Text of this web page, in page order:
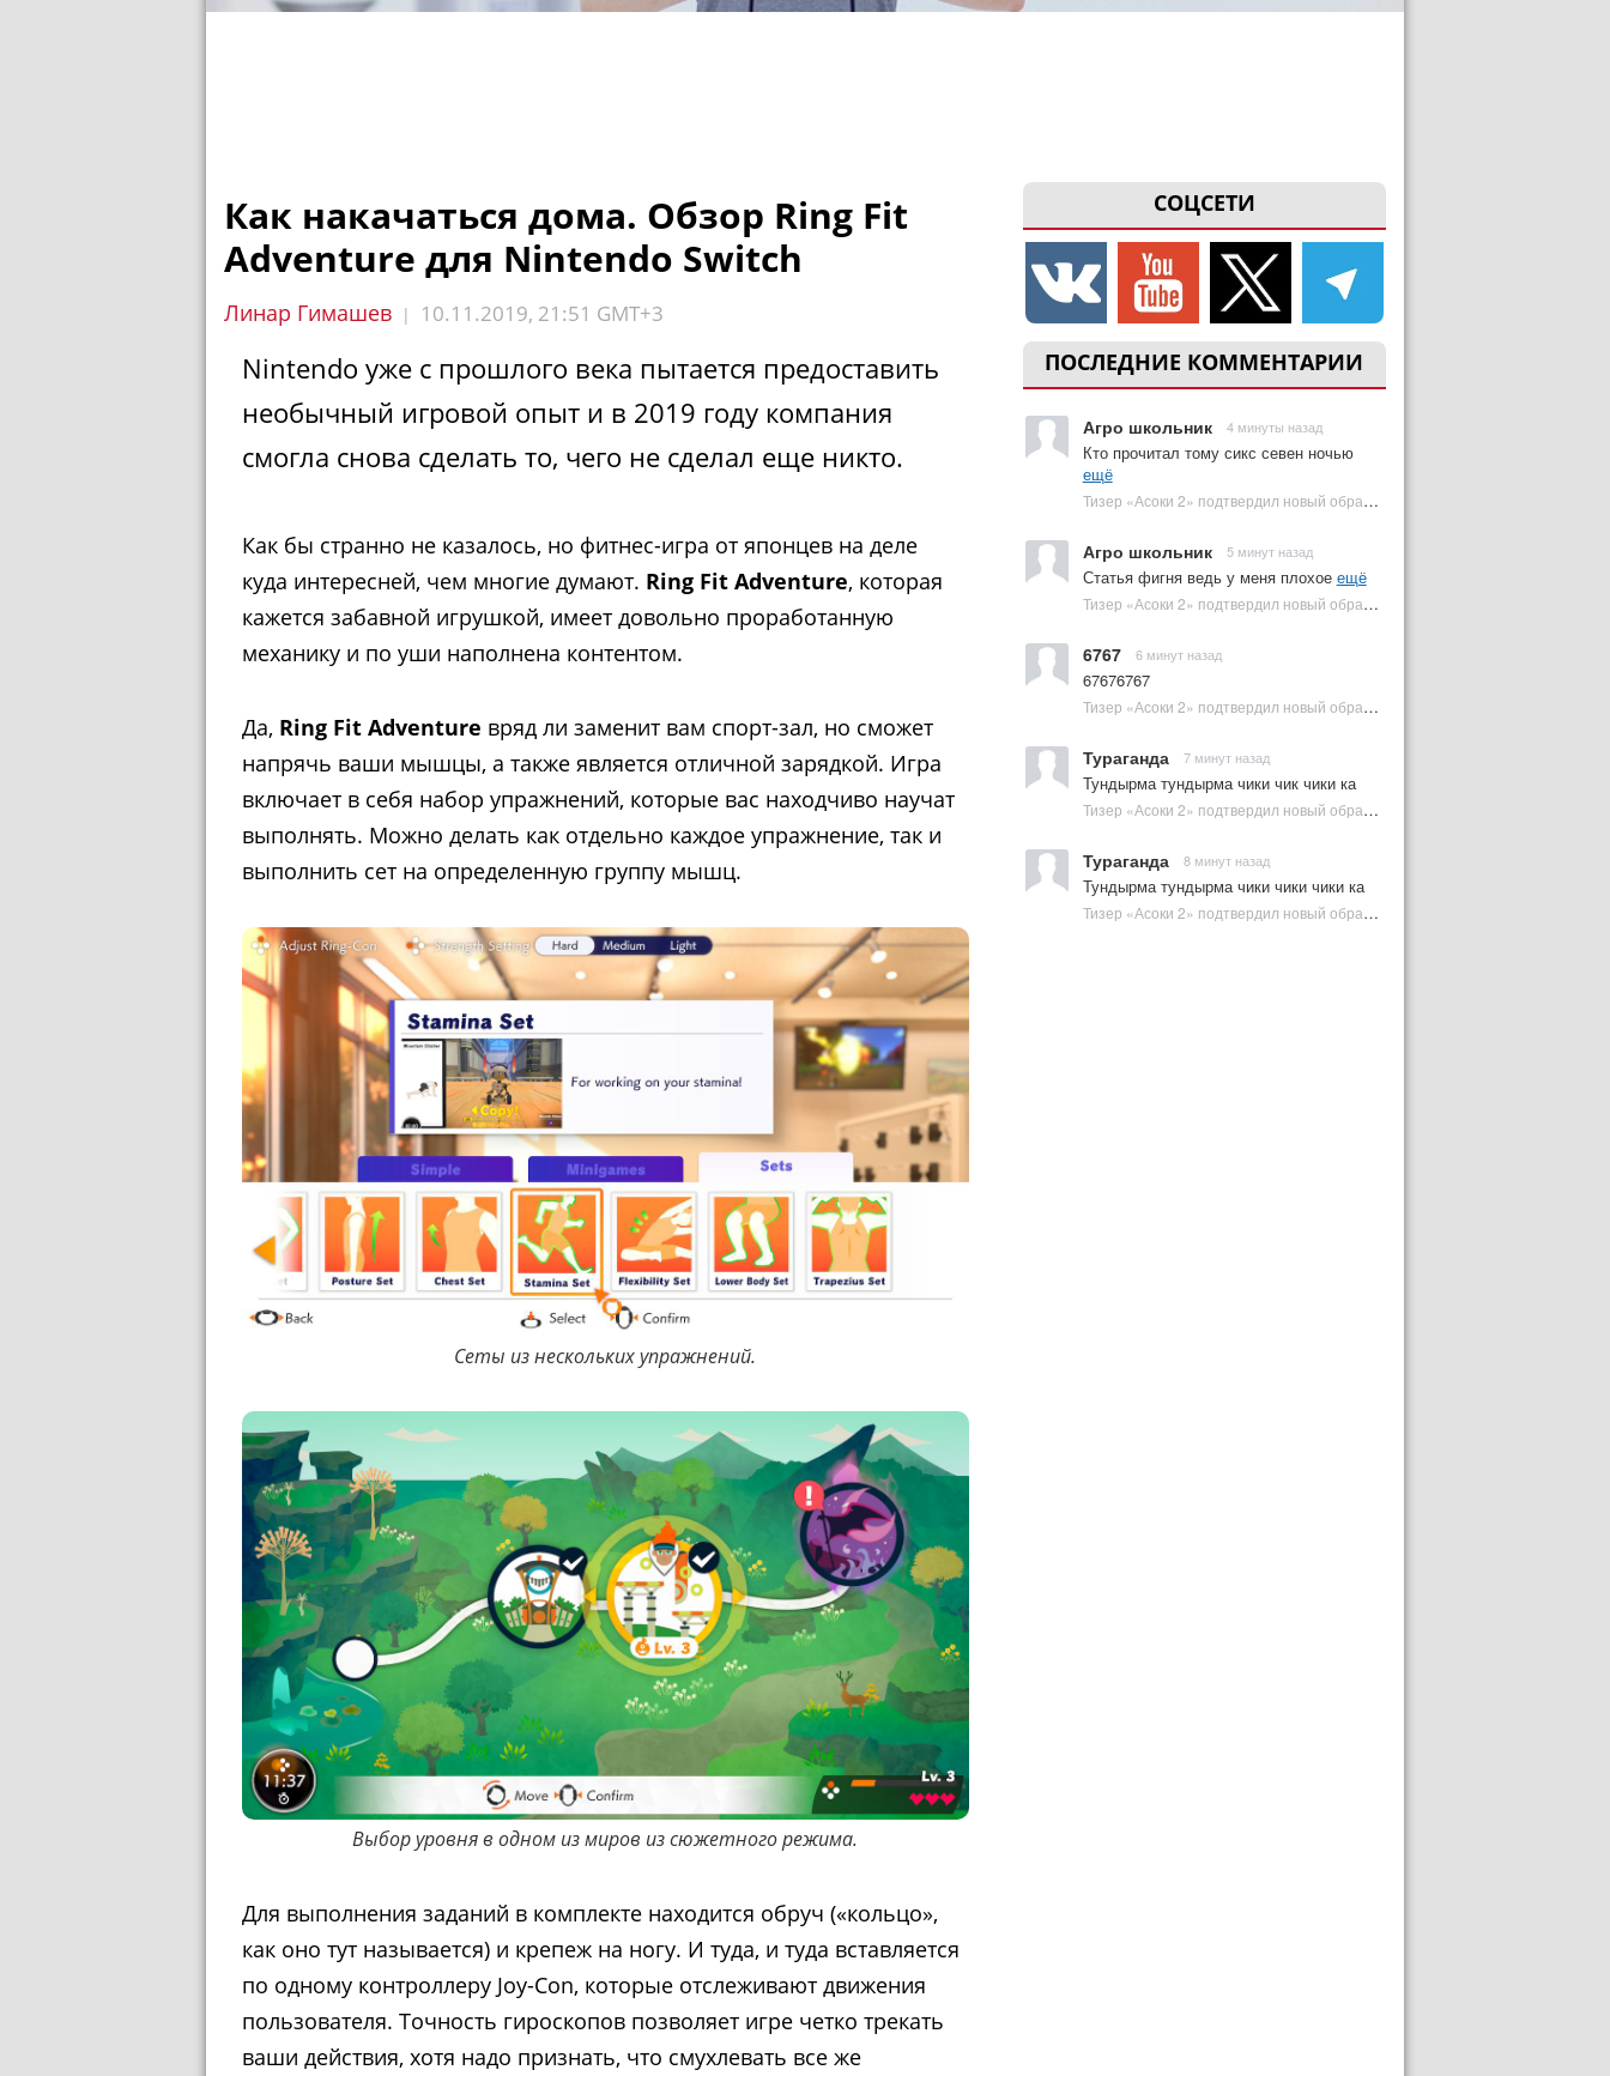
СОЦСЕТИ
ПОСЛЕДНИЕ КОММЕНТАРИИ
Агро школьник 4 минуты назад
Кто прочитал тому сикс севен ночью
ещё
Тизер «Асоки 2» подтвердил новый образ Энакина Скайуокера | Plugged In Ru
Агро школьник 5 минут назад
Статья фигня ведь у меня плохое ещё
Тизер «Асоки 2» подтвердил новый образ Энакина Скайуокера | Plugged In Ru
6767 6 минут назад
67676767
Тизер «Асоки 2» подтвердил новый образ Энакина Скайуокера | Plugged In Ru
Тураганда 7 минут назад
Тундырма тундырма чики чик чики ка
Тизер «Асоки 2» подтвердил новый образ Энакина Скайуокера | Plugged In Ru
Тураганда 8 минут назад
Тундырма тундырма чики чики чики ка
Тизер «Асоки 2» подтвердил новый образ Энакина Скайуокера | Plugged In Ru
Как накачаться дома. Обзор Ring Fit
Adventure для Nintendo Switch
Линар Гимашев | 10.11.2019, 21:51 GMT+3
Nintendo уже с прошлого века пытается предоставить
необычный игровой опыт и в 2019 году компания
смогла снова сделать то, чего не сделал еще никто.
Как бы странно не казалось, но фитнес-игра от японцев на деле
куда интересней, чем многие думают. Ring Fit Adventure, которая
кажется забавной игрушкой, имеет довольно проработанную
механику и по уши наполнена контентом.
Да, Ring Fit Adventure вряд ли заменит вам спорт-зал, но сможет
напрячь ваши мышцы, а также является отличной зарядкой. Игра
включает в себя набор упражнений, которые вас находчиво научат
выполнять. Можно делать как отдельно каждое упражнение, так и
выполнить сет на определенную группу мышц.
Сеты из нескольких упражнений.
Выбор уровня в одном из миров из сюжетного режима.
Для выполнения заданий в комплекте находится обруч («кольцо»,
как оно тут называется) и крепеж на ногу. И туда, и туда вставляется
по одному контроллеру Joy-Con, которые отслеживают движения
пользователя. Точность гироскопов позволяет игре четко трекать
ваши действия, хотя надо признать, что смухлевать все же